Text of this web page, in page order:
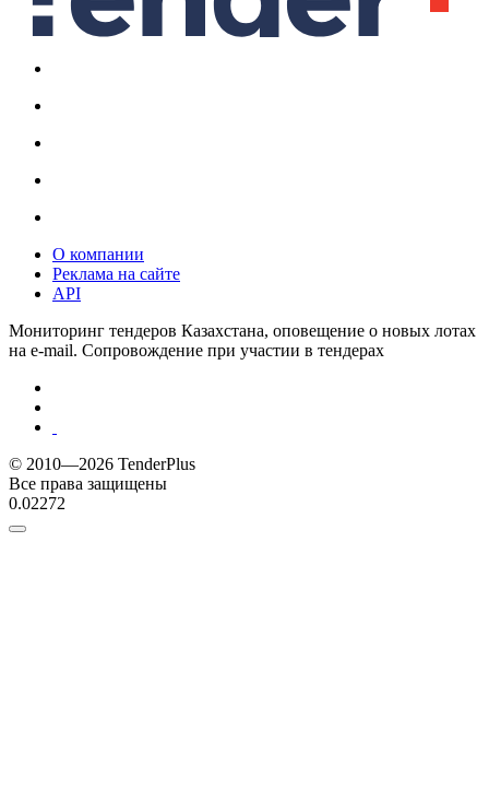
О компании
Реклама на сайте
API
Мониторинг тендеров Казахстана, оповещение о новых лотах
на e-mail. Сопровождение при участии в тендерах
© 2010—2026 TenderPlus
Все права защищены
0.02272